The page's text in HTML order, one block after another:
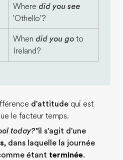
Where did you see
'Othello'?
When did you go to
Ireland?
d'attitude qui est
le facteur temps.
today?"il s'agit d'une
, dans laquelle la journée
étant terminée.